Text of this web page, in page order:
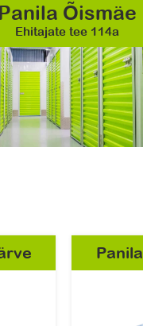
Panila Õismäe
Ehitajate tee 114a